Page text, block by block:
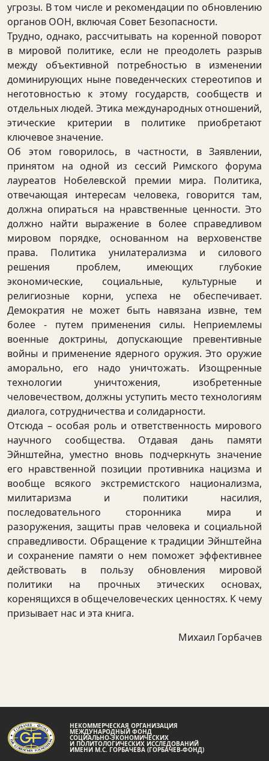
угрозы. В том числе и рекомендации по обновлению
органов ООН, включая Совет Безопасности.
Трудно, однако, рассчитывать на коренной поворот
в мировой политике, если не преодолеть разрыв
между объективной потребностью в изменении
доминирующих ныне поведенческих стереотипов и
неготовностью к этому государств, сообществ и
отдельных людей. Этика международных отношений,
этические критерии в политике приобретают
ключевое значение.
Об этом говорилось, в частности, в Заявлении,
принятом на одной из сессий Римского форума
лауреатов Нобелевской премии мира. Политика,
отвечающая интересам человека, говорится там,
должна опираться на нравственные ценности. Это
должно найти выражение в более справедливом
мировом порядке, основанном на верховенстве
права. Политика унилатерализма и силового
решения проблем, имеющих глубокие
экономические, социальные, культурные и
религиозные корни, успеха не обеспечивает.
Демократия не может быть навязана извне, тем
более - путем применения силы. Неприемлемы
военные доктрины, допускающие превентивные
войны и применение ядерного оружия. Это оружие
аморально, его надо уничтожать. Изощренные
технологии уничтожения, изобретенные
человечеством, должны уступить место технологиям
диалога, сотрудничества и солидарности.
Отсюда – особая роль и ответственность мирового
научного сообщества. Отдавая дань памяти
Эйнштейна, уместно вновь подчеркнуть значение
его нравственной позиции противника нацизма и
вообще всякого экстремистского национализма,
милитаризма и политики насилия,
последовательного сторонника мира и
разоружения, защиты прав человека и социальной
справедливости. Обращение к традиции Эйнштейна
и сохранение памяти о нем поможет эффективнее
действовать в пользу обновления мировой
политики на прочных этических основах,
коренящихся в общечеловеческих ценностях. К чему
призывает нас и эта книга.
Михаил Горбачев
НЕКОММЕРЧЕСКАЯ ОРГАНИЗАЦИЯ
МЕЖДУНАРОДНЫЙ ФОНД
СОЦИАЛЬНО-ЭКОНОМИЧЕСКИХ
И ПОЛИТОЛОГИЧЕСКИХ ИССЛЕДОВАНИЙ
ИМЕНИ М.С. ГОРБАЧЕВА (ГОРБАЧЕВ-ФОНД)